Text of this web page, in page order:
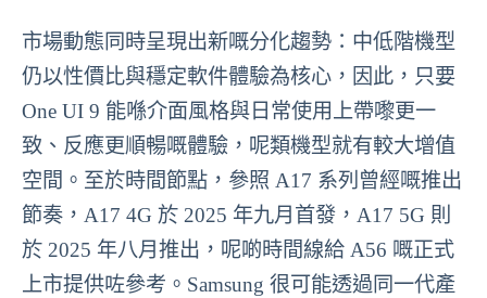
市場動態同時呈現出新嘅分化趨勢：中低階機型
仍以性價比與穩定軟件體驗為核心，因此，只要
One UI 9 能喺介面風格與日常使用上帶嚟更一
致、反應更順暢嘅體驗，呢類機型就有較大增值
空間。至於時間節點，參照 A17 系列曾經嘅推出
節奏，A17 4G 於 2025 年九月首發，A17 5G 則
於 2025 年八月推出，呢啲時間線給 A56 嘅正式
上市提供咗參考。Samsung 很可能透過同一代產